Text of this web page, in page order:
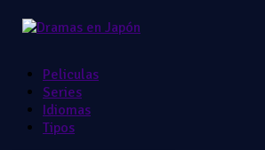
Peliculas
Series
Idiomas
Tipos